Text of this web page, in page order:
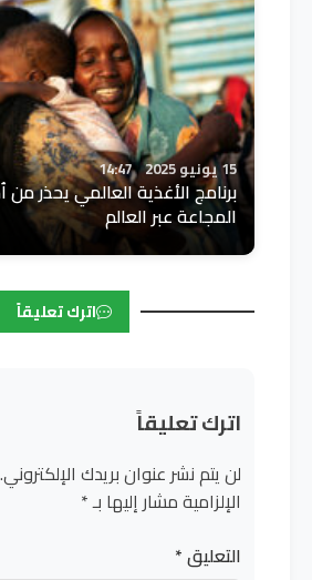
15 يونيو 2025 14:47
برنامج الأغذية العالمي يحذر
المجاعة عبر العالم
اترك تعليقاً
اترك تعليقاً
لن يتم نشر عنوان بريدك الإلكتروني.
الإلزامية مشار إليها بـ*
التعليق*